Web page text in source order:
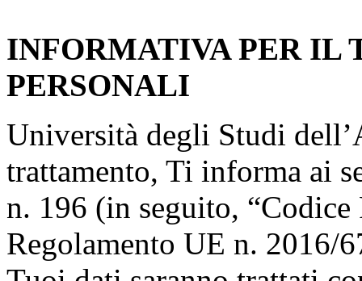
INFORMATIVA PER IL
PERSONALI
Università degli Studi
trattamento, Ti informa ai
n. 196 (in seguito, “Codice
Regolamento UE n. 2016/